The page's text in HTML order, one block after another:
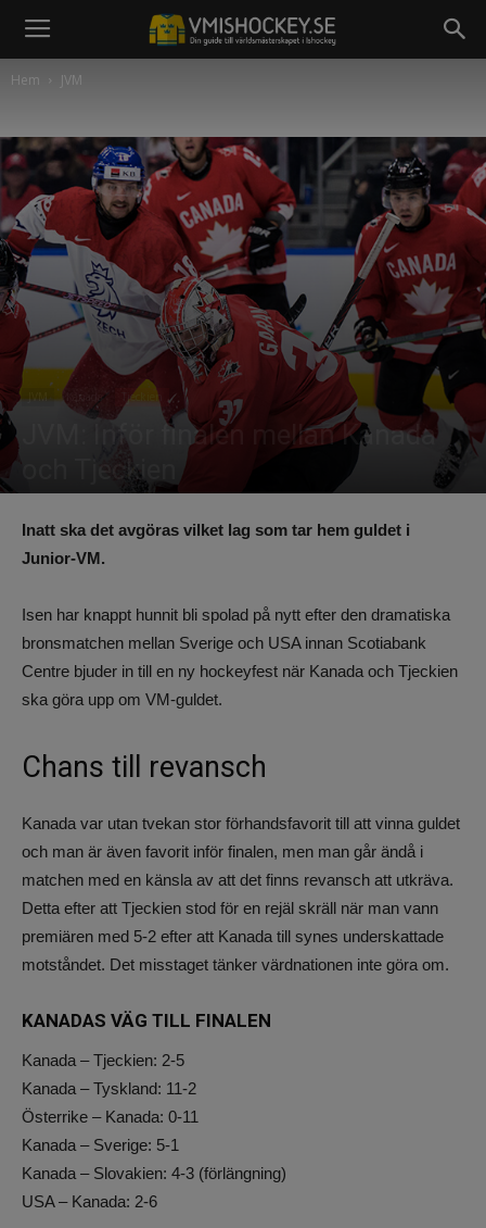
Hem JVM
JVM Kanada Tjeckien
JVM: Inför finalen mellan Kanada
och Tjeckien
Inatt ska det avgöras vilket lag som tar hem guldet i
Junior-VM.
Isen har knappt hunnit bli spolad på nytt efter den dramatiska
bronsmatchen mellan Sverige och USA innan Scotiabank
Centre bjuder in till en ny hockeyfest när Kanada och Tjeckien
ska göra upp om VM-guldet.
Chans till revansch
Kanada var utan tvekan stor förhandsfavorit till att vinna guldet
och man är även favorit inför finalen, men man går ändå i
matchen med en känsla av att det finns revansch att utkräva.
Detta efter att Tjeckien stod för en rejäl skräll när man vann
premiären med 5-2 efter att Kanada till synes underskattade
motståndet. Det misstaget tänker värdnationen inte göra om.
KANADAS VÄG TILL FINALEN
Kanada – Tjeckien: 2-5
Kanada – Tyskland: 11-2
Österrike – Kanada: 0-11
Kanada – Sverige: 5-1
Kanada – Slovakien: 4-3 (förlängning)
USA – Kanada: 2-6